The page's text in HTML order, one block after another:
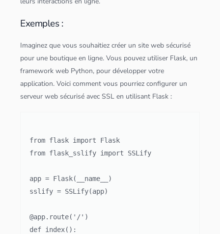
Exemples :
Imaginez que vous souhaitiez créer un site web sécurisé
pour une boutique en ligne. Vous pouvez utiliser Flask, un
framework web Python, pour développer votre
application. Voici comment vous pourriez configurer un
serveur web sécurisé avec SSL en utilisant Flask :
from flask import Flask
from flask_sslify import SSLify
app = Flask(__name__)
sslify = SSLify(app)
@app.route('/')
def index():